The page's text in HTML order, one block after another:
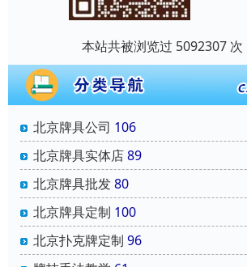
本站共被浏览过 5092307 次
北京牌具公司 106
北京牌具实体店89
北京牌具批发80
北京牌具定制 100
北京扑克牌定制 96